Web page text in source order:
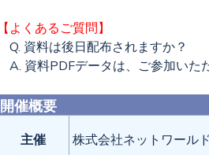
【よくあるご質問】
Q. 資料は後日配布されますか？
A. 資料PDFデータは、ご参加いた
開催概要
主催 株式会社ネットワールド